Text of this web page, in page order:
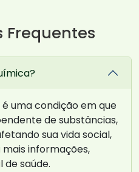
Frequentes
uma condição em que
de substâncias,
sua vida social,
informações,
de saúde.